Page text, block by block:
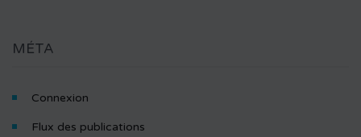
MÉTA
Connexion
Flux des publications